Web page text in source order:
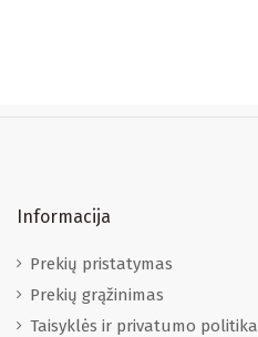
Informacija
Prekių pristatymas
Prekių grąžinimas
Taisyklės ir privatumo politika